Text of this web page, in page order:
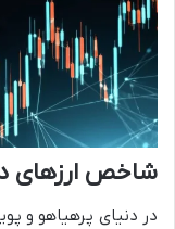
شاخص ارزهای
در دنیای پرهیاهو و